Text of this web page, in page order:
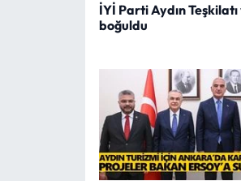
İYİ Parti Aydın
boğuldu